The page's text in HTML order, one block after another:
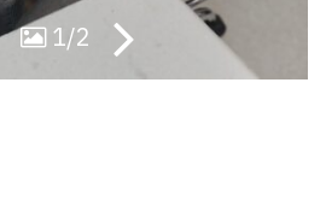
1/2